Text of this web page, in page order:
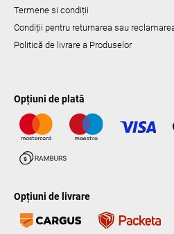
Termene si condiții
Condiții pentru returnarea sau
Politică de livrare a Produselor
Opțiuni de plată
Opțiuni de livrare